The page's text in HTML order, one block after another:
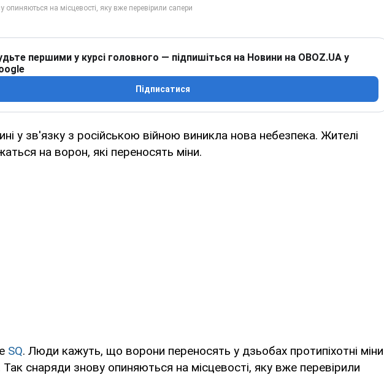
першими у курсі головного — підпишіться на Новини на OBOZ.UA у
Підписатися
у зв'язку з російською війною виникла нова небезпека. Жителі
на ворон, які переносять міни.
SQ. Люди кажуть, що ворони переносять у дзьобах протипіхотні міни
снаряди знову опиняються на місцевості, яку вже перевірили